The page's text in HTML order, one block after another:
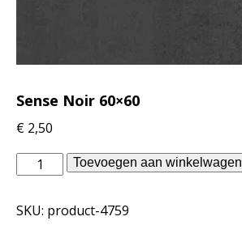
Sense Noir 60×60
€ 2,50
Douglas
Jones
-
Toevoegen aan winkelwagen
SKU: product-4759